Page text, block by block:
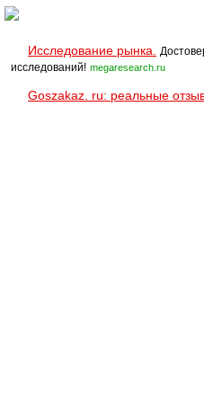
Исследование рынка.
исследований! megaresearch.ru
Goszakaz. ru: реальные